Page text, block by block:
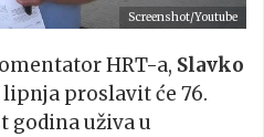
Screenshot/Youtube
HRT-a, Slavko
lipnja proslavit će 76.
godina uživa u